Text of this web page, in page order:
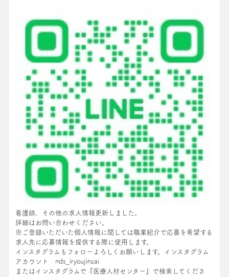
看護師、その他の求人情報更新しました。
詳細はお問い合わせください。
※ご登録いただいた個人情報に関しては職業紹介で応募を希望する
求人先に応募情報を提供する際に使用します。
インスタグラムもフォローよろしくお願いします。インスタグラム
アカウント nds_iryoujinzai
またはインスタグラムで『医療人材センター』で検索してくださ